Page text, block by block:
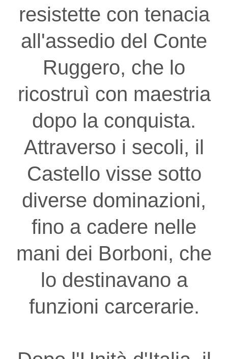
resistette con tenacia
all'assedio del Conte
Ruggero, che lo
ricostruì con maestria
dopo la conquista.
Attraverso i secoli, il
Castello visse sotto
diverse dominazioni,
fino a cadere nelle
mani dei Borboni, che
lo destinavano a
funzioni carcerarie.